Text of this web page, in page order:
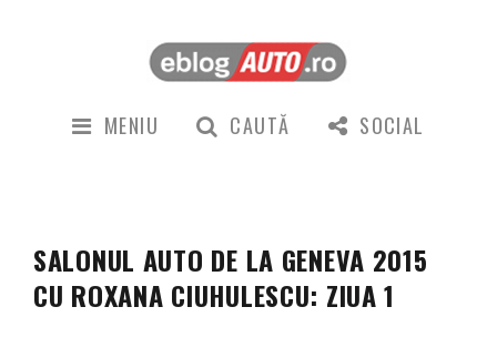
MENIU CAUTĂ SOCIAL
SALONUL AUTO DE LA GENEVA 2015
CU ROXANA CIUHULESCU: ZIUA 1